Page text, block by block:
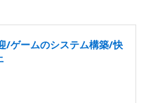
/ゲームのシステム構築/快